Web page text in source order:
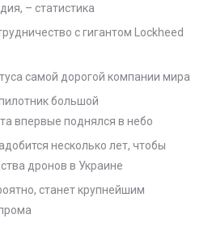
– статистика
с гигантом Lockheed
самой дорогой компании мира
большой
впервые поднялся в небо
несколько лет, чтобы
дронов в Украине
станет крупнейшим